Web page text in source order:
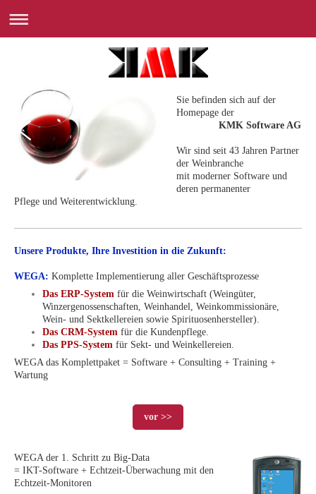
Sie befinden sich auf der
Homepage der
KMK Software AG
Wir sind seit 43 Jahren Partner
der Weinbranche
mit moderner Software und
deren permanenter
Pflege und Weiterentwicklung.
Unsere Produkte, Ihre Investition in die Zukunft:
WEGA: Komplette Implementierung aller Geschäftsprozesse
Das ERP-System für die Weinwirtschaft (Weingüter,
Winzergenossenschaften, Weinhandel, Weinkommissionäre,
Wein- und Sektkellereien sowie Spirituosenhersteller).
Das CRM-System für die Kundenpflege.
Das PPS-System für Sekt- und Weinkellereien.
WEGA das Komplettpaket = Software + Consulting + Training +
Wartung
vor >>
WEGA der 1. Schritt zu Big-Data
= IKT-Software + Echtzeit-Überwachung mit den
Echtzeit-Monitoren